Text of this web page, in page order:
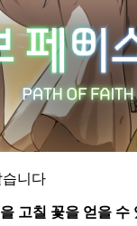
니다
고칠 꽃을 얻을